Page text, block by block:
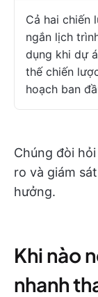
Cả hai chiến
ngắn lịch
dụng khi dự
thế chiến
hoạch ban
Chúng đòi
ro và giám
hưởng.
Khi nào
nhanh